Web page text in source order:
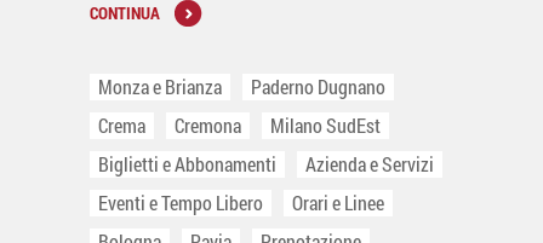
CONTINUA
Monza e Brianza
Paderno Dugnano
Crema
Cremona
Milano SudEst
Biglietti e Abbonamenti
Azienda e Servizi
Eventi e Tempo Libero
Orari e Linee